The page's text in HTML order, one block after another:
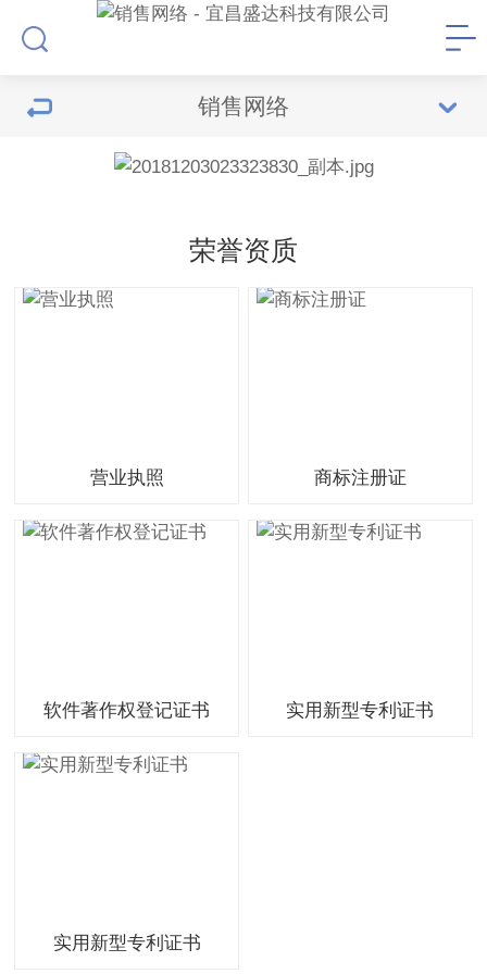
销售网络
荣誉资质
营业执照 商标注册证
软件著作权登记证书 实用新型专利证书
实用新型专利证书